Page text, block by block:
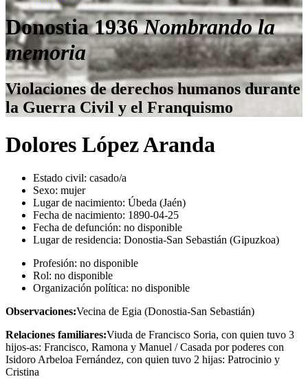
Donostia 1936Nombrando la
memoria
Violaciones de derechos humanos durante
la Guerra Civil y el Franquismo
Dolores López Aranda
Estado civil: casado/a
Sexo: mujer
Lugar de nacimiento: Úbeda (Jaén)
Fecha de nacimiento: 1890-04-25
Fecha de defunción: no disponible
Lugar de residencia: Donostia-San Sebastián (Gipuzkoa)
Profesión: no disponible
Rol: no disponible
Organización política: no disponible
Observaciones:Vecina de Egia (Donostia-San Sebastián)
Relaciones familiares:Viuda de Francisco Soria, con quien tuvo 3
hijos-as: Francisco, Ramona y Manuel / Casada por poderes con
Isidoro Arbeloa Fernández, con quien tuvo 2 hijas: Patrocinio y
Cristina